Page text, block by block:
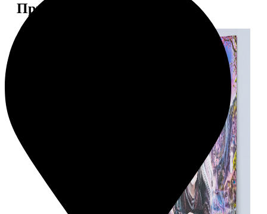
Примеры работ